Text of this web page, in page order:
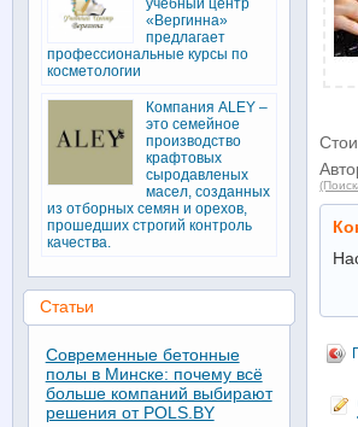
«Вергинна»
предлагает
профессиональные курсы по
косметологии
Компания ALEY –
это семейное
производство
крафтовых
сыродавленых
масел, созданных
из отборных семян и орехов,
прошедших строгий контроль
качества.
Статьи
Современные бетонные
полы в Минске: почему всё
больше компаний выбирают
решения от POLS.BY